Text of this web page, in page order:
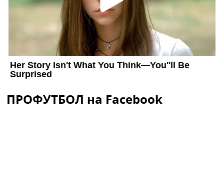
ПРОФУТБОЛ на Facebook